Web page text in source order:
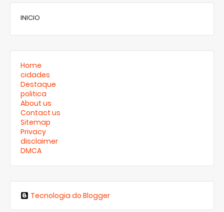
INICIO
Home
cidades
Destaque
politica
About us
Contact us
Sitemap
Privacy
disclaimer
DMCA
Tecnologia do Blogger